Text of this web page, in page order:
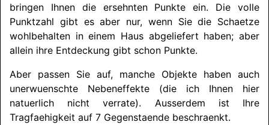
bringen Ihnen die ersehnten Punkte ein. Die volle
Punktzahl gibt es aber nur, wenn Sie die Schaetze
wohlbehalten in einem Haus abgeliefert haben; aber
allein ihre Entdeckung gibt schon Punkte.
Aber passen Sie auf, manche Objekte haben auch
unerwuenschte Nebeneffekte (die ich Ihnen hier
natuerlich nicht verrate). Ausserdem ist Ihre
Tragfaehigkeit auf 7 Gegenstaende beschraenkt.